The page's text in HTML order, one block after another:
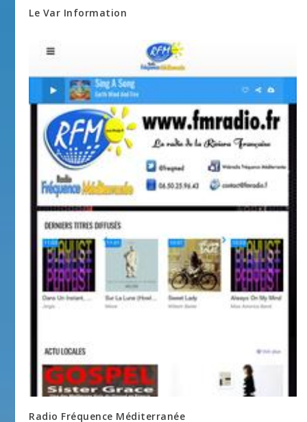
Le Var Information
Radio Fréquence Méditerranée